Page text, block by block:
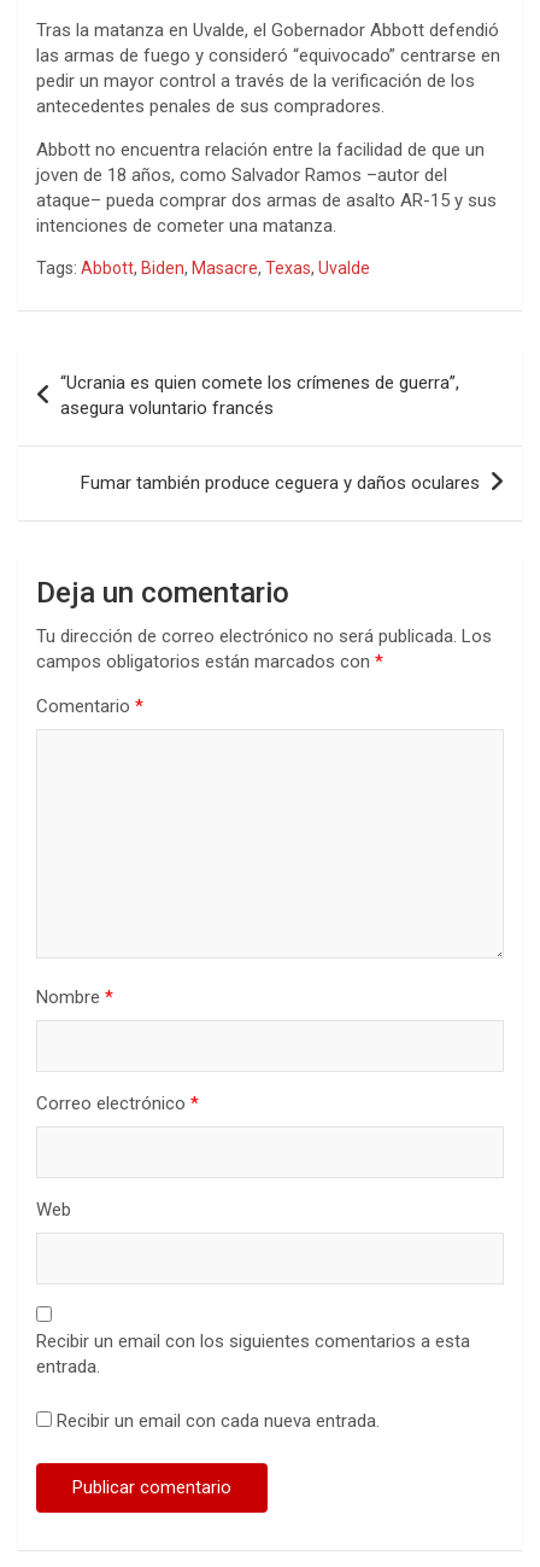
Tras la matanza en Uvalde, el Gobernador Abbott defendió
las armas de fuego y consideró “equivocado” centrarse en
pedir un mayor control a través de la verificación de los
antecedentes penales de sus compradores.
Abbott no encuentra relación entre la facilidad de que un
joven de 18 años, como Salvador Ramos –autor del
ataque– pueda comprar dos armas de asalto AR-15 y sus
intenciones de cometer una matanza.
Tags: Abbott, Biden, Masacre, Texas, Uvalde
de
entradas
“Ucrania es quien comete los crímenes de guerra”,
asegura voluntario francés
Fumar también produce ceguera y daños oculares
Deja un comentario
Tu dirección de correo electrónico no será publicada. Los
campos obligatorios están marcados con *
Comentario *
Nombre *
Correo electrónico *
Web
Recibir un email con los siguientes comentarios a esta
entrada.
Recibir un email con cada nueva entrada.